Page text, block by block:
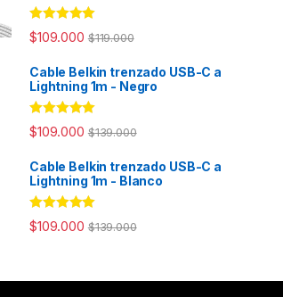
Rated 4.98
out of 5
$109.000 $119.000
Cable Belkin trenzado USB-C a
Lightning 1m - Negro
Rated 4.94
out of 5
$109.000 $139.000
Cable Belkin trenzado USB-C a
Lightning 1m - Blanco
Rated 4.98
out of 5
$109.000 $139.000